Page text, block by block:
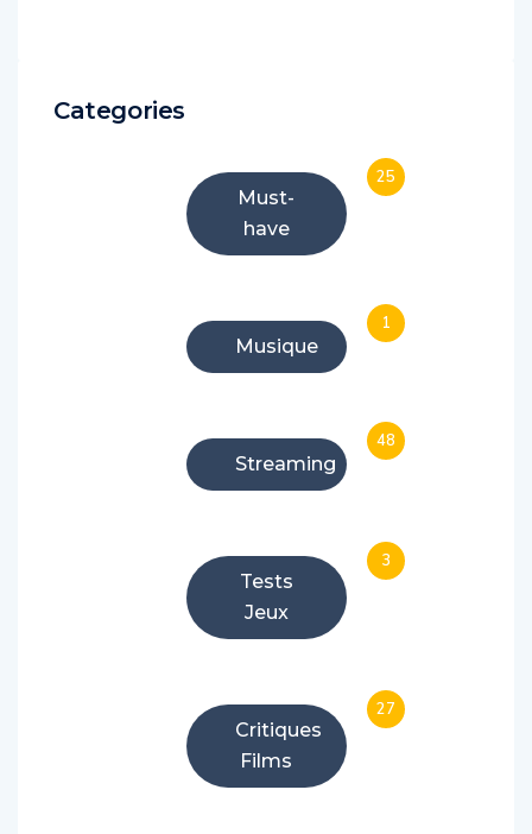
Categories
Must-
have
25
Musique
1
Streaming
48
Tests
Jeux
3
Critiques
Films
27